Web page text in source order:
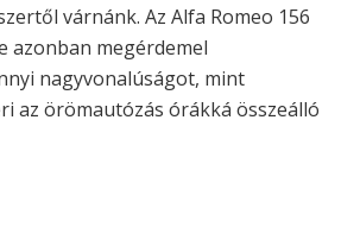
várnánk. Az Alfa Romeo 156
azonban megérdemel
nagyvonalúságot, mint
az örömautózás órákká összeálló